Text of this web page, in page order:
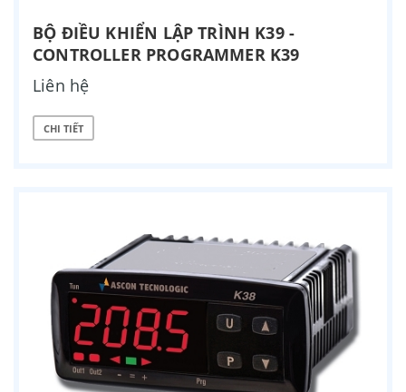
BỘ ĐIỀU KHIỂN LẬP TRÌNH K39 -
CONTROLLER PROGRAMMER K39
Liên hệ
CHI TIẾT